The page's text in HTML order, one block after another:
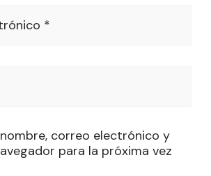
*
correo electrónico y
para la próxima vez